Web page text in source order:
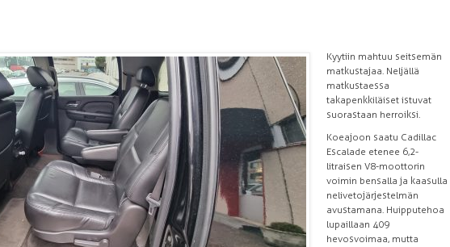
Kyytiin mahtuu seitsemän
matkustajaa. Neljällä
matkustaessa
takapenkkiläiset istuvat
suorastaan herroiksi.
Koeajoon saatu Cadillac
Escalade etenee 6,2-
litraisen V8-moottorin
voimin bensalla ja kaasulla
nelivetojärjestelmän
avustamana. Huipputehoa
lupaillaan 409
hevosvoimaa, mutta